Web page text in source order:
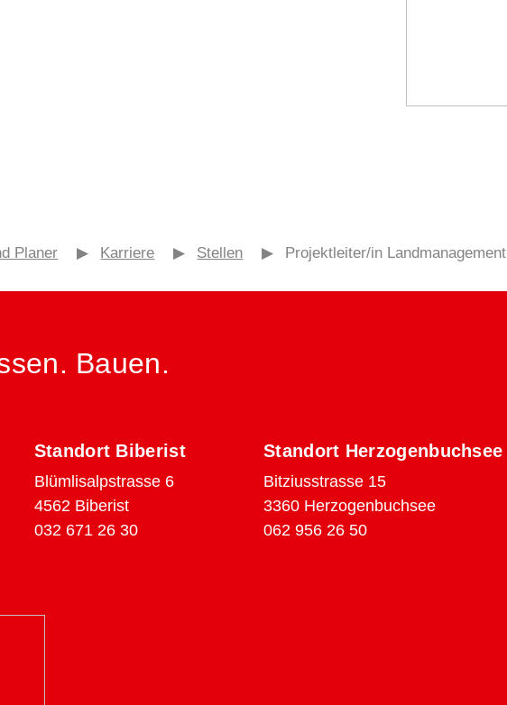
Planer ▶ Karriere ▶ Stellen ▶ Projektleiter/in Landmanagement
Bauen.
Standort Biberist
Blümlisalpstrasse 6
4562 Biberist
032 671 26 30
Standort Herzogenbuchsee
Bitziusstrasse 15
3360 Herzogenbuchsee
062 956 26 50